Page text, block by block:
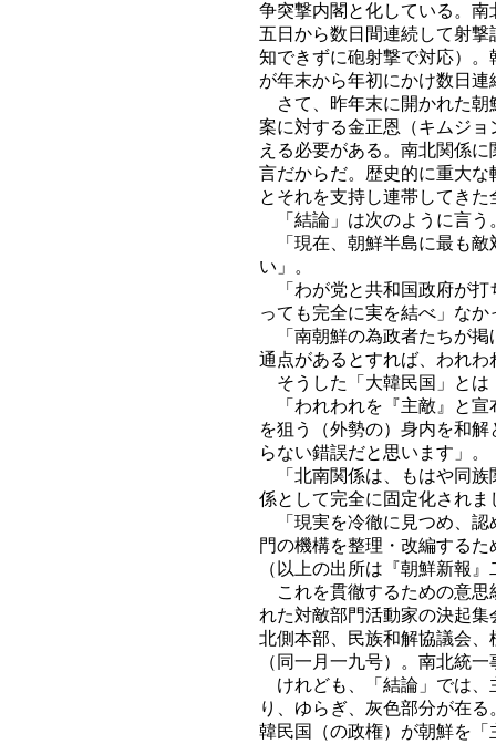
争突撃内閣と化している。
五日から数日間連続して射
知できずに砲射撃で対応）
が年末から年初にかけ数日
さて、昨年末に開かれた朝
案に対する金正恩（キムジ
える必要がある。南北関係
言だからだ。歴史的に重大
とそれを支持し連帯してき
「結論」は次のように言う
「現在、朝鮮半島に最も敵
い」。
「わが党と共和国政府が打
っても完全に実を結べ」なか
「南朝鮮の為政者たちが掲
通点があるとすれば、われ
そうした「大韓民国」とは
「われわれを『主敵』と宣
を狙う（外勢の）身内を和
らない錯誤だと思います」。
「北南関係は、もはや同族
係として完全に固定化されま
「現実を冷徹に見つめ、認
門の機構を整理・改編する
（以上の出所は『朝鮮新報
これを貫徹するための意思
れた対敵部門活動家の決起
北側本部、民族和解協議会
（同一月一九号）。南北統
けれども、「結論」では、
り、ゆらぎ、灰色部分が在
韓民国（の政権）が朝鮮を